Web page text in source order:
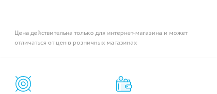
Цена действительна только для интернет-магазина и может
отличаться от цен в розничных магазинах